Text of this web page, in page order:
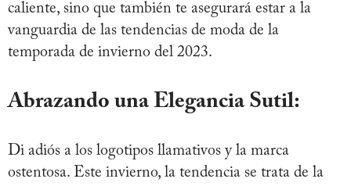
caliente, sino que también te asegurará estar a la
vanguardia de las tendencias de moda de la
temporada de invierno del 2023.
Abrazando una Elegancia Sutil:
Di adiós a los logotipos llamativos y la marca
ostentosa. Este invierno, la tendencia se trata de la